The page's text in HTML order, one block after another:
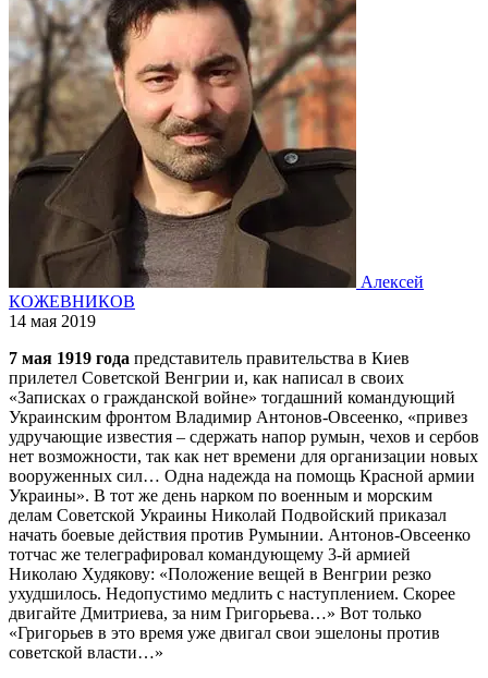
Алексей
КОЖЕВНИКОВ
14 мая 2019
7 мая 1919 года представитель правительства в Киев
прилетел Советской Венгрии и, как написал в своих
«Записках о гражданской войне» тогдашний командующий
Украинским фронтом Владимир Антонов-Овсеенко, «привез
удручающие известия – сдержать напор румын, чехов и сербов
нет возможности, так как нет времени для организации новых
вооруженных сил… Одна надежда на помощь Красной армии
Украины». В тот же день нарком по военным и морским
делам Советской Украины Николай Подвойский приказал
начать боевые действия против Румынии. Антонов-Овсеенко
тотчас же телеграфировал командующему 3-й армией
Николаю Худякову: «Положение вещей в Венгрии резко
ухудшилось. Недопустимо медлить с наступлением. Скорее
двигайте Дмитриева, за ним Григорьева…» Вот только
«Григорьев в это время уже двигал свои эшелоны против
советской власти…»